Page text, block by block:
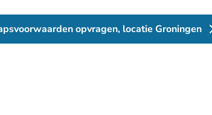
opvragen, locatie Groningen